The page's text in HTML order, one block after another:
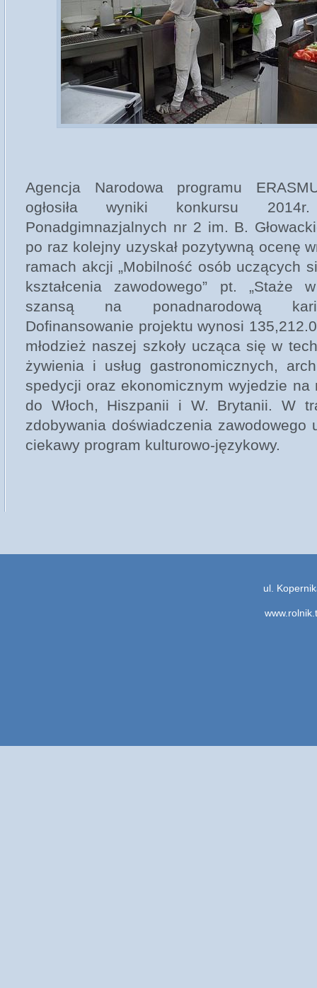
Agencja Narodowa programu
ogłosiła wyniki konkursu
Ponadgimnazjalnych nr 2 im. B.
po raz kolejny uzyskał pozytywną ocenę
ramach akcji „Mobilność osób uczących
kształcenia zawodowego” pt. „Staże
szansą na ponadnarodową
Dofinansowanie projektu wynosi
młodzież naszej szkoły ucząca się w
żywienia i usług gastronomicznych,
spedycji oraz ekonomicznym wyjedzie na
do Włoch, Hiszpanii i W. Brytanii. W
zdobywania doświadczenia zawodowego
ciekawy program kulturowo-językowy.
ul.